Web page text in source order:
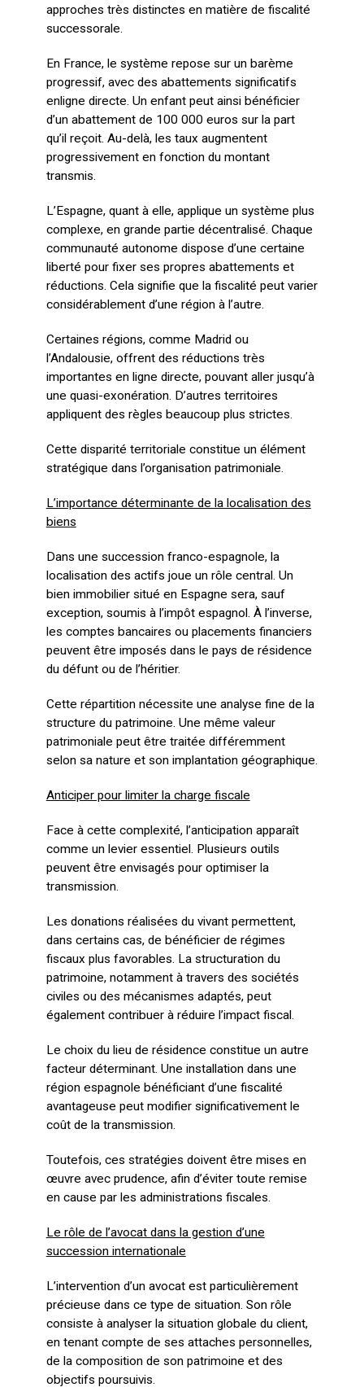
approches très distinctes en matière de fiscalité
successorale.
En France, le système repose sur un barème
progressif, avec des abattements significatifs
enligne directe. Un enfant peut ainsi bénéficier
d’un abattement de 100 000 euros sur la part
qu’il reçoit. Au-delà, les taux augmentent
progressivement en fonction du montant
transmis.
L’Espagne, quant à elle, applique un système plus
complexe, en grande partie décentralisé. Chaque
communauté autonome dispose d’une certaine
liberté pour fixer ses propres abattements et
réductions. Cela signifie que la fiscalité peut varier
considérablement d’une région à l’autre.
Certaines régions, comme Madrid ou
l’Andalousie, offrent des réductions très
importantes en ligne directe, pouvant aller jusqu’à
une quasi-exonération. D’autres territoires
appliquent des règles beaucoup plus strictes.
Cette disparité territoriale constitue un élément
stratégique dans l’organisation patrimoniale.
L’importance déterminante de la localisation des
biens
Dans une succession franco-espagnole, la
localisation des actifs joue un rôle central. Un
bien immobilier situé en Espagne sera, sauf
exception, soumis à l’impôt espagnol. À l’inverse,
les comptes bancaires ou placements financiers
peuvent être imposés dans le pays de résidence
du défunt ou de l’héritier.
Cette répartition nécessite une analyse fine de la
structure du patrimoine. Une même valeur
patrimoniale peut être traitée différemment
selon sa nature et son implantation géographique.
Anticiper pour limiter la charge fiscale
Face à cette complexité, l’anticipation apparaît
comme un levier essentiel. Plusieurs outils
peuvent être envisagés pour optimiser la
transmission.
Les donations réalisées du vivant permettent,
dans certains cas, de bénéficier de régimes
fiscaux plus favorables. La structuration du
patrimoine, notamment à travers des sociétés
civiles ou des mécanismes adaptés, peut
également contribuer à réduire l’impact fiscal.
Le choix du lieu de résidence constitue un autre
facteur déterminant. Une installation dans une
région espagnole bénéficiant d’une fiscalité
avantageuse peut modifier significativement le
coût de la transmission.
Toutefois, ces stratégies doivent être mises en
œuvre avec prudence, afin d’éviter toute remise
en cause par les administrations fiscales.
Le rôle de l’avocat dans la gestion d’une
succession internationale
L’intervention d’un avocat est particulièrement
précieuse dans ce type de situation. Son rôle
consiste à analyser la situation globale du client,
en tenant compte de ses attaches personnelles,
de la composition de son patrimoine et des
objectifs poursuivis.